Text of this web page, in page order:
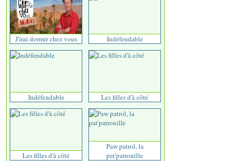
J'irai dormir chez vous Indéfendable
Indéfendable Les filles d'à côté
Les filles d'à côté
Paw patrol, la
pat'patrouille